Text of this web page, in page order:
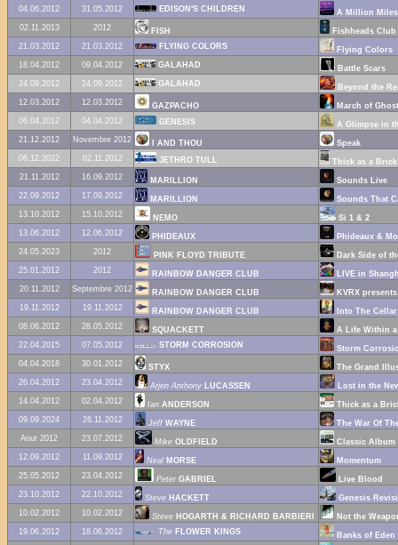
04.06.2012
31.05.2012 EDISON'S CHILDREN
A Million
02.11.2013
2012 FISH
Fishheads
21.03.2012
21.03.2012 FLYING COLORS
Flying Colors
18.04.2012
09.04.2012 GALAHAD
Battle Scars
24.09.2012
24.09.2012 GALAHAD
Beyond the
12.03.2012
12.03.2012 GAZPACHO
March of
06.04.2012
04.04.2012 GENESIS
A Glimpse in
21.12.2012
Novembre 2012 I AND THOU
Speak
06.12.2022
02.11.2012 JETHRO TULL
Thick as a
21.11.2012
16.09.2012 MARILLION
Sounds Live
22.09.2012
17.09.2012 MARILLION
Sounds That
13.10.2012
15.10.2012 NEMO
Si 1 & 2
13.06.2012
12.06.2012 PHIDEAUX
Phideaux &
24.05.2023
2012 PINK FLOYD TRIBUTE
Dark Side of
25.01.2012
2012 RAINBOW DANGER CLUB
LIVE in
20.11.2012
Septembre 2012 RAINBOW DANGER CLUB
KVRX
19.11.2012
19.11.2012 RAINBOW DANGER CLUB
Into The Cellar
08.06.2012
28.05.2012 SQUACKETT
A Life Within a
22.04.2015
07.05.2012 STORM CORROSION
Storm
04.04.2018
30.01.2012 STYX
The Grand
26.04.2012
23.04.2012 Arjen Anthony LUCASSEN
Lost in the
14.04.2012
02.04.2012 Ian ANDERSON
Thick as a
09.09.2024
26.11.2012 Jeff WAYNE
The War Of
Aout 2012
23.07.2012 Mike OLDFIELD
Classic Album
12.09.2012
11.09.2012 Neal MORSE
Momentum
25.05.2012
23.04.2012 Peter GABRIEL
Live Blood
23.10.2012
22.10.2012 Steve HACKETT
Genesis
10.02.2012
10.02.2012 Steve HOGARTH & RICHARD BARBIERI
Not the
19.06.2012
18.06.2012 The FLOWER KINGS
Banks of Eden